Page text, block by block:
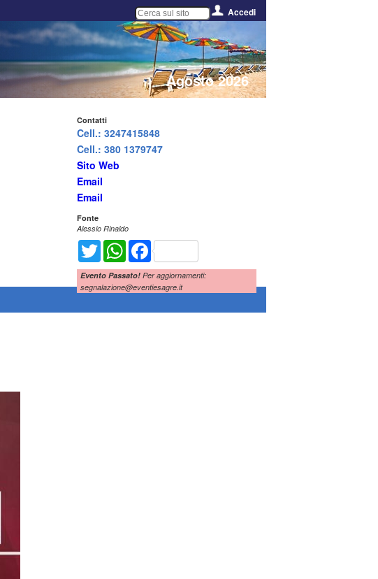
Accedi
Agosto 2026
Contatti
Cell.: 3247415848
Cell.: 380 1379747
Sito Web
Email
Email
Fonte
Alessio Rinaldo
Twitter WhatsAppFacebook
Evento Passato! Per aggiornamenti:
segnalazione@eventiesagre.it